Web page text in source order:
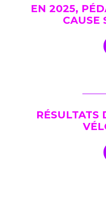
EN 2025,
CAUSE
RÉSULTATS